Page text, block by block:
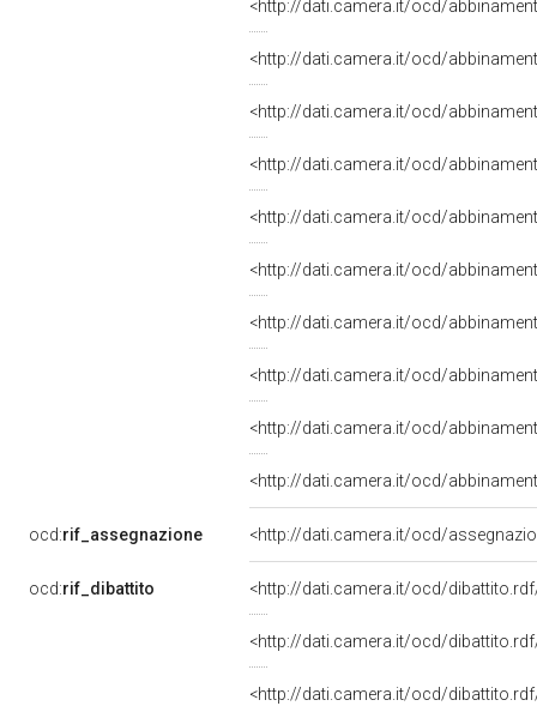
<http://dati.camera.it/ocd/
<http://dati.camera.it/ocd/
<http://dati.camera.it/ocd/
<http://dati.camera.it/ocd/
<http://dati.camera.it/ocd/
<http://dati.camera.it/ocd/
<http://dati.camera.it/ocd/
<http://dati.camera.it/ocd/
<http://dati.camera.it/ocd/
<http://dati.camera.it/ocd/
ocd:rif_assegnazione <http://dati.camera.it/ocd/
ocd:rif_dibattito <http://dati.camera.it/ocd/
<http://dati.camera.it/ocd/
<http://dati.camera.it/ocd/